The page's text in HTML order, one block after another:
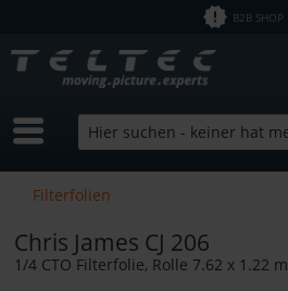
B2B SHOP
Filterfolien
Chris James CJ 206
1/4 CTO Filterfolie, Rolle 7.62 x 1.22 m